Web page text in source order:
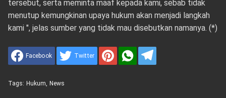
tersebut, serta meminta maaf kepada kami, sebab tidak
menutup kemungkinan upaya hukum akan menjadi langkah
kami ", jelas sumber yang tidak mau disebutkan namanya. (*)
Facebook Twitter
Tags: Hukum, News